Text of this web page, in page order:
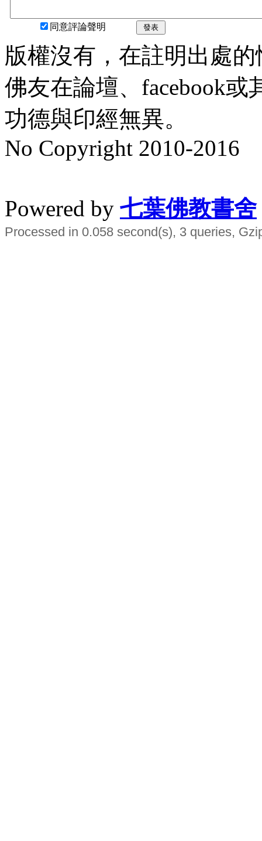
同意評論聲明 發表
版權沒有，在註明出處
佛友在論壇、facebook
功德與印經無異。
No Copyright 2010-2016
Powered by 七葉佛教書舍
Processed in 0.058 second(s), 3 queries,